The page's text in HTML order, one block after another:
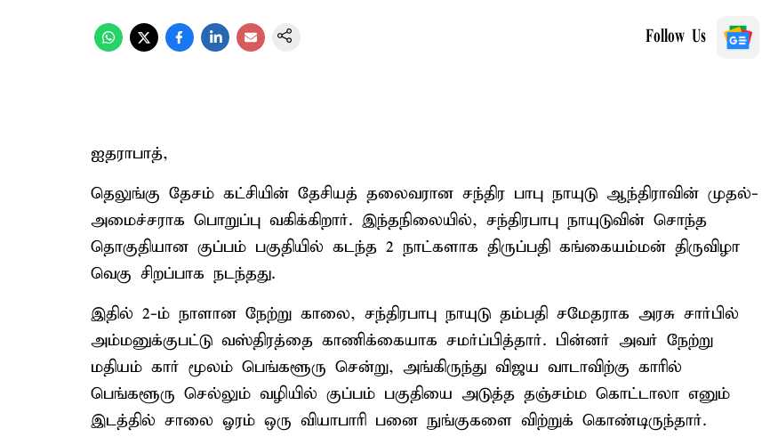
Follow Us
ஐதராபாத்,
தெலுங்கு தேசம் கட்சியின் தேசியத் தலைவரான சந்திர பாபு நாயுடு ஆந்திராவின் முதல்-
அமைச்சராக பொறுப்பு வகிக்கிறார். இந்தநிலையில், சந்திரபாபு நாயுடுவின் சொந்த
தொகுதியான குப்பம் பகுதியில் கடந்த 2 நாட்களாக திருப்பதி கங்கையம்மன் திருவிழா
வெகு சிறப்பாக நடந்தது.
இதில் 2-ம் நாளான நேற்று காலை, சந்திரபாபு நாயுடு தம்பதி சமேதராக அரசு சார்பில்
அம்மனுக்குபட்டு வஸ்திரத்தை காணிக்கையாக சமர்ப்பித்தார். பின்னர் அவர் நேற்று
மதியம் கார் மூலம் பெங்களூரு சென்று, அங்கிருந்து விஜய வாடாவிற்கு காரில்
பெங்களூரு செல்லும் வழியில் குப்பம் பகுதியை அடுத்த தஞ்சம்ம கொட்டாலா எனும்
இடத்தில் சாலை ஓரம் ஒரு வியாபாரி பனை நுங்குகளை விற்றுக் கொண்டிருந்தார்.